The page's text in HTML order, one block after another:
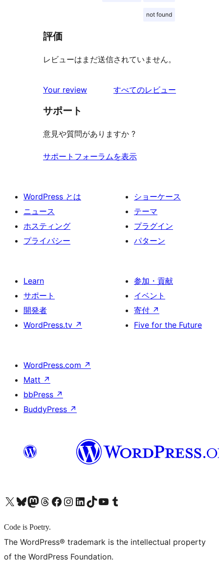
not found
評価
レビューはまだ送信されていません。
Your review すべてのレビュー
サポート
意見や質問がありますか ?
サポートフォーラムを表示
WordPress とは
ニュース
ホスティング
プライバシー
ショーケース
テーマ
プラグイン
パターン
Learn
サポート
開発者
WordPress.tv ↗
参加・貢献
イベント
寄付 ↗
Five for the Future
WordPress.com ↗
Matt ↗
bbPress ↗
BuddyPress ↗
X (旧 Twitter) アカウントへBluesky アカウントへMastodon アカウントへThreads アカウントへ Facebook ページへInstagram アカウントへ LinkedIn アカウントへTikTok アカウントへYouTube チャンネルへ Tumblr アカウントへ
Code is Poetry.
The WordPress® trademark is the intellectual property
of the WordPress Foundation.